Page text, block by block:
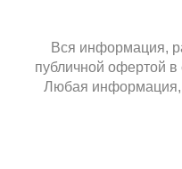
Вся информация,
публичной офертой в
Любая информация,